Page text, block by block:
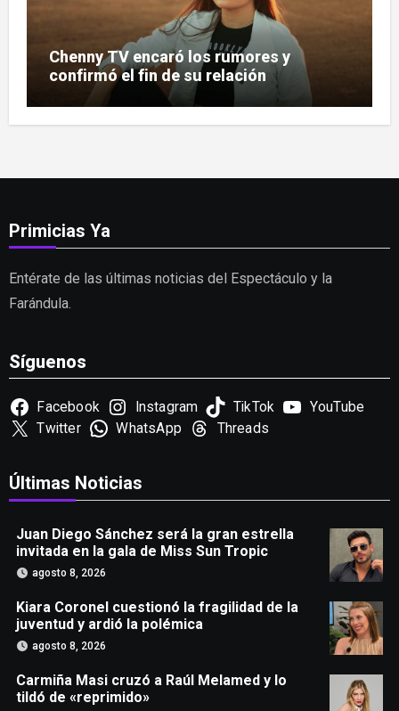
Chenny TV encaró los rumores y
confirmó el fin de su relación
Primicias Ya
Entérate de las últimas noticias del Espectáculo y la
Farándula.
Síguenos
Facebook Instagram TikTok
YouTube
Twitter
WhatsApp Threads
Últimas Noticias
Juan Diego Sánchez será la gran estrella
invitada en la gala de Miss Sun Tropic
agosto 8, 2026
Kiara Coronel cuestionó la fragilidad de la
juventud y ardió la polémica
agosto 8, 2026
Carmiña Masi cruzó a Raúl Melamed y lo
tildó de «reprimido»